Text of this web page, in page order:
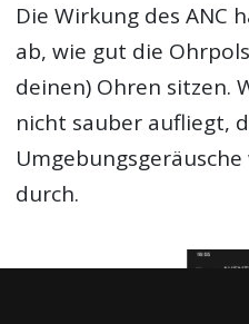
Die Wirkung des ANC
ab, wie gut die
deinen) Ohren sitzen.
nicht sauber aufliegt,
durch.